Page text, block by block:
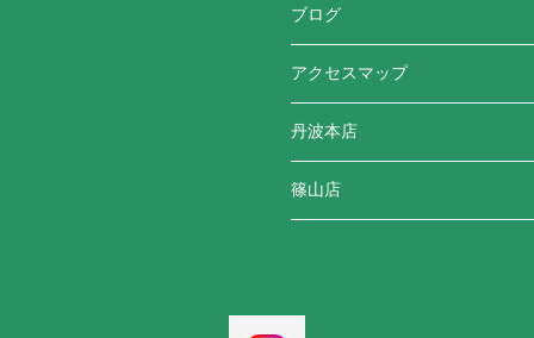
ブログ
アクセスマップ
丹波本店
篠山店